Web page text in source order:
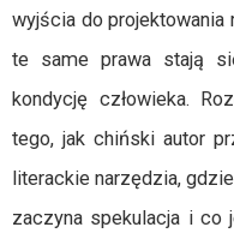
wyjścia do
te same prawa stają
kondycję człowieka.
tego, jak chiński autor
literackie narzędzia,
zaczyna spekulacja i co